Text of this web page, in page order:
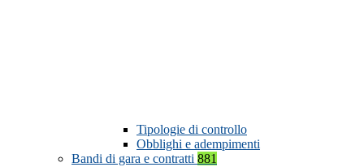
Tipologie di controllo
Obblighi e adempimenti
Bandi di gara e contratti 881